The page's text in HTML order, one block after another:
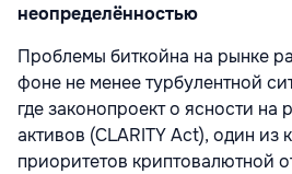
неопределённостью
Проблемы биткойна на рынке
фоне не менее турбулентной
где законопроект о ясности
активов (CLARITY Act), один из
приоритетов криптовалютной